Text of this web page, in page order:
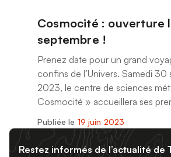
Cosmocité : ouverture
septembre !
Prenez date pour un grand
confins de l’Univers. Samedi 30
2023, le centre de sciences
Cosmocité » accueillera ses
Publiée le 19 juin 2023
Restez informés de l’actualité de